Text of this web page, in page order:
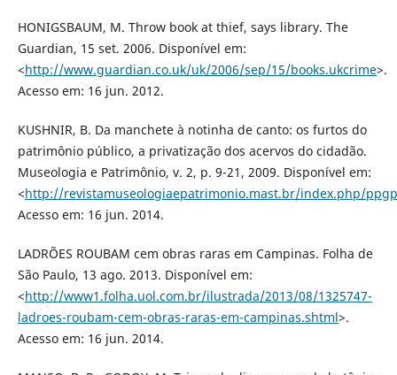
HONIGSBAUM, M. Throw book at thief, says library. The
Guardian, 15 set. 2006. Disponível em:
<http://www.guardian.co.uk/uk/2006/sep/15/books.ukcrime>.
Acesso em: 16 jun. 2012.
KUSHNIR, B. Da manchete à notinha de canto: os furtos do
patrimônio público, a privatização dos acervos do cidadão.
Museologia e Patrimônio, v. 2, p. 9-21, 2009. Disponível em:
<http://revistamuseologiaepatrimonio.mast.br/index.php/
Acesso em: 16 jun. 2014.
LADRÕES ROUBAM cem obras raras em Campinas. Folha de
São Paulo, 13 ago. 2013. Disponível em:
<http://www1.folha.uol.com.br/ilustrada/2013/08/1325747-
ladroes-roubam-cem-obras-raras-em-campinas.shtml>.
Acesso em: 16 jun. 2014.